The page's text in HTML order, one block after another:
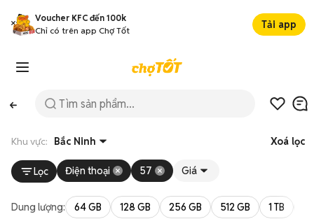
Voucher KFC đến 100k
Chỉ có trên app Chợ Tốt
Tải app
Khu vực: Bắc Ninh Xoá lọc
Lọc Điện thoại 57 Giá
Dung lượng: 64 GB 128 GB 256 GB 512 GB 1 TB